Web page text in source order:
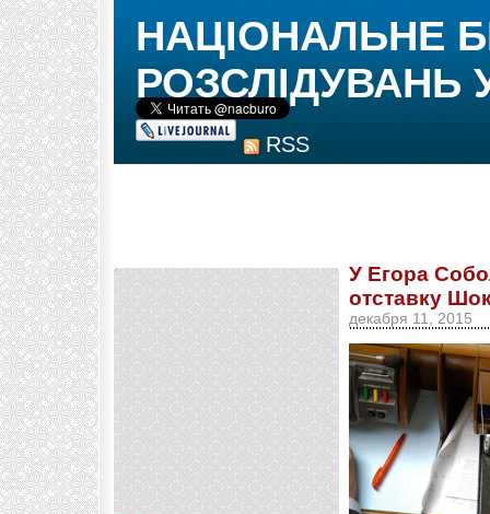
RSS
НАЦІОНАЛЬНЕ
РОЗСЛІДУВАНЬ
У Егора
отставку
декабря 11, 2015